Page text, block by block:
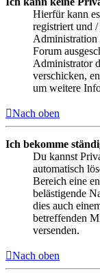
Hierfür kann
registriert und
Administration
Forum
Administrator
verschicken,
um weitere
Nach oben
Ich bekomme
Du kannst
automatisch
Bereich eine
belästigende
dies auch
betreffenden
versenden.
Nach oben